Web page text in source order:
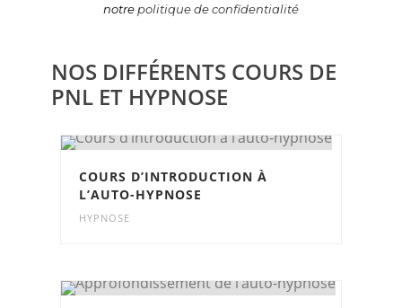
notre politique de confidentialité
NOS DIFFÉRENTS COURS DE
PNL ET HYPNOSE
COURS D’INTRODUCTION À
L’AUTO-HYPNOSE
HYPNOSE